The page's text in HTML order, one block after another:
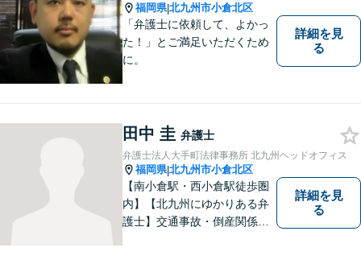
福岡県|北九州市小倉北区
「弁護士に依頼して、よかっ
た！」とご満足いただくため
に。
詳細を見
る
田中 圭 弁護士
弁護士法人大手町法律事務所 北九州ヘッドオフィス
福岡県|北九州市小倉北区
【南小倉駅・西小倉駅徒歩圏
内】【北九州にゆかりある弁
護士】交通事故・倒産関係・
詳細を見
る